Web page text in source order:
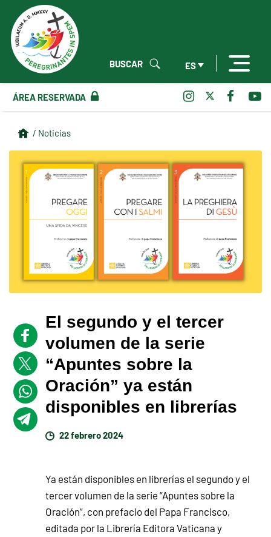
ES
BUSCAR
ÁREA RESERVADA
/ Noticias
El segundo y el tercer
volumen de la serie
“Apuntes sobre la
Oración” ya están
disponibles en librerías
22 febrero 2024
Ya están disponibles en librerías el segundo y el
tercer volumen de la serie “Apuntes sobre la
Oración”, con prefacio del Papa Francisco,
editada por la Librería Editora Vaticana y